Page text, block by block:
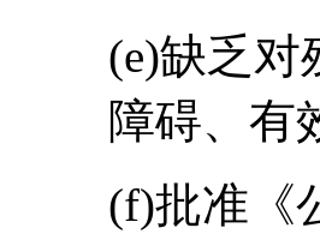
(e)缺乏
障碍、有
(f)批准《